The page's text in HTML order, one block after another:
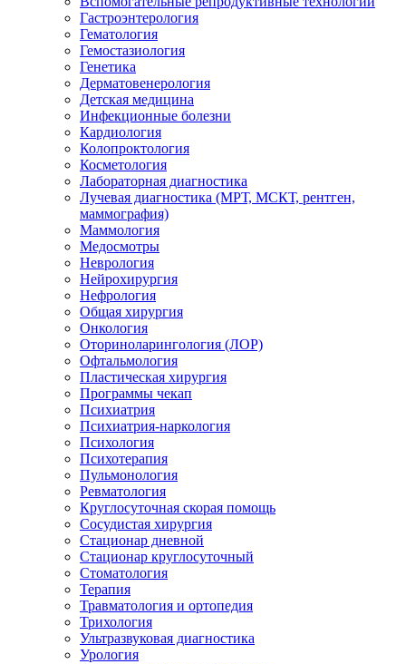
Гастроэнтерология
Гематология
Гемостазиология
Генетика
Дерматовенерология
Детская медицина
Инфекционные болезни
Кардиология
Колопроктология
Косметология
Лабораторная диагностика
Лучевая диагностика (МРТ, МСКТ, рентген,
маммография)
Маммология
Медосмотры
Неврология
Нейрохирургия
Нефрология
Общая хирургия
Онкология
Оториноларингология (ЛОР)
Офтальмология
Пластическая хирургия
Программы чекап
Психиатрия
Психиатрия-наркология
Психология
Психотерапия
Пульмонология
Ревматология
Круглосуточная скорая помощь
Сосудистая хирургия
Стационар дневной
Стационар круглосуточный
Стоматология
Терапия
Травматология и ортопедия
Трихология
Ультразвуковая диагностика
Урология